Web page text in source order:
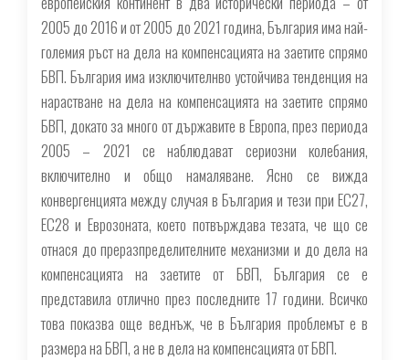
2005 до 2016 и от 2005 до 2021 година, България има най-
големия ръст на дела на компенсацията на заетите спрямо
БВП. България има изключителнво устойчива тенденция на
нарастване на дела на компенсацията на заетите спрямо
БВП, докато за много от държавите в Европа, през периода
2005 – 2021 се наблюдават сериозни колебания,
включително и общо намаляване. Ясно се вижда
конвергенцията между случая в България и тези при ЕС27,
ЕС28 и Еврозоната, което потвърждава тезата, че що се
отнася до преразпределителните механизми и до дела на
компенсацията на заетите от БВП, България се е
представила отлично през последните 17 години. Всичко
това показва още веднъж, че в България проблемът е в
размера на БВП, а не в дела на компенсацията от БВП.